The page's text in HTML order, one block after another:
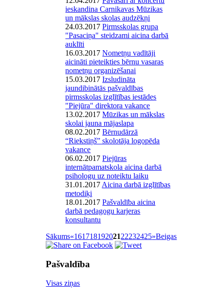
ieskandina Carnikavas Mūzikas
un mākslas skolas audzēkņi
24.03.2017Pirmsskolas grupa
"Pasaciņa" steidzami aicina darbā
auklīti
16.03.2017Nometņu vadītāji
aicināti pieteikties bērnu vasaras
nometņu organizēšanai
15.03.2017Izsludināta
jaundibinātās pašvaldības
pirmsskolas izglītības iestādes
"Piejūra" direktora vakance
13.02.2017Mūzikas un mākslas
skolai jauna mājaslapa
08.02.2017Bērnudārzā
“Riekstiņš” skolotāja logopēda
vakance
06.02.2017Piejūras
internātpamatskola aicina darbā
psihologu uz noteiktu laiku
31.01.2017 Aicina darbā izglītības
metodiķi
18.01.2017Pašvaldība aicina
darbā pedagogu karjeras
konsultantu
Sākums«16171819202122232425»Beigas
Pašvaldība
Visas ziņas